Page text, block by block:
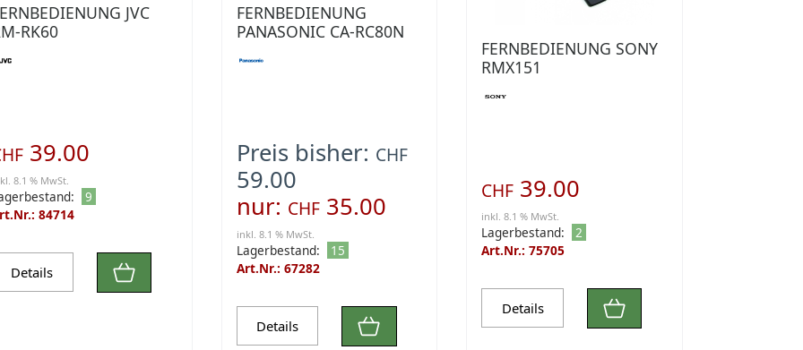
JVC
RK60
39.00
8.1 % MwSt.
9
84714
Details
FERNBEDIENUNG
PANASONIC CA-RC80N
Preis bisher: CHF
59.00
nur: CHF35.00
inkl. 8.1 % MwSt.
Lagerbestand:
15
Art.Nr.: 67282
Details
FERNBEDIENUNG SONY
RMX151
CHF 39.00
inkl. 8.1 % MwSt.
Lagerbestand:
2
Art.Nr.: 75705
Details